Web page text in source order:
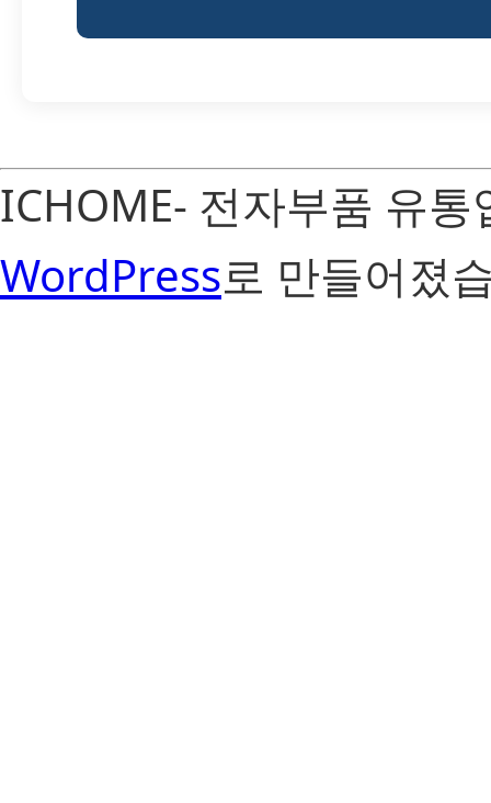
ICHOME- 전자부품 유
WordPress로 만들어졌